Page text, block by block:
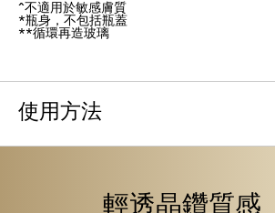
^不適用於敏感膚質
*瓶身，不包括瓶蓋
**循環再造玻璃
使用方法
輕透晶鑽質感